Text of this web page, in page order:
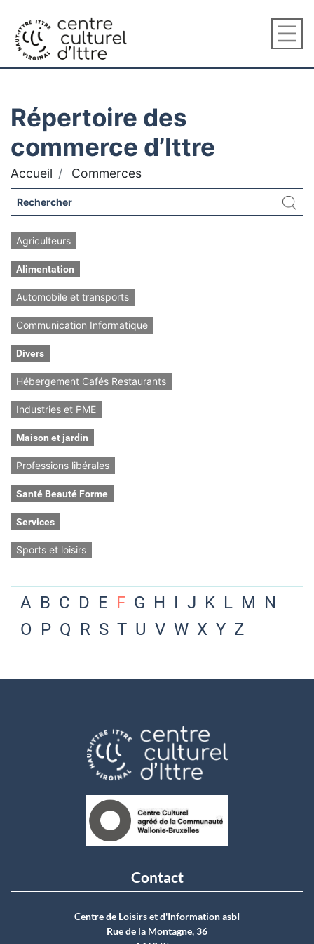
Répertoire des
commerce d’Ittre
Accueil Commerces
Agriculteurs
Alimentation
Automobile et transports
Communication Informatique
Divers
Hébergement Cafés Restaurants
Industries et PME
Maison et jardin
Professions libérales
Santé Beauté Forme
Services
Sports et loisirs
A B C D E F G H I J K L M N
O P Q R S T U V W X Y Z
Contact
Centre de Loisirs et d'Information asbI
Rue de la Montagne, 36